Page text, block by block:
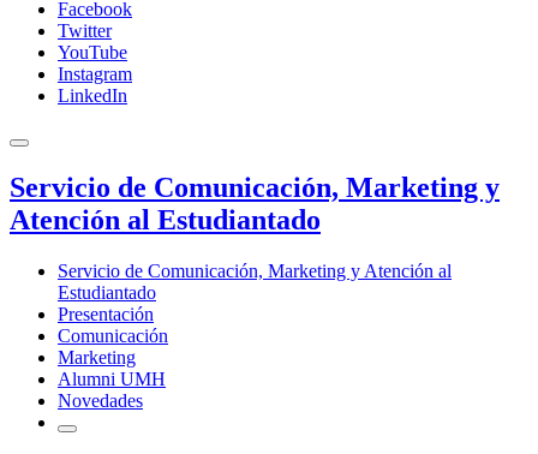
Facebook
Twitter
YouTube
Instagram
LinkedIn
Servicio de Comunicación, Marketing y
Atención al Estudiantado
Servicio de Comunicación, Marketing y Atención al
Estudiantado
Presentación
Comunicación
Marketing
Alumni UMH
Novedades